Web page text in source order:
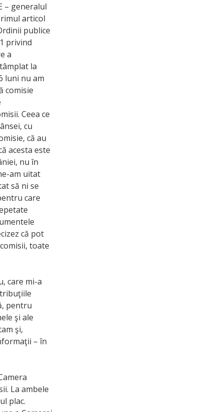
– generalul
articol
publice
privind
a
la
luni nu am
comisie
Ceea ce
cu
că au
acesta este
nu în
am uitat
să ni se
care
că pot
toate
care mi-a
pentru
şi ale
şi,
– în
La ambele
plac.